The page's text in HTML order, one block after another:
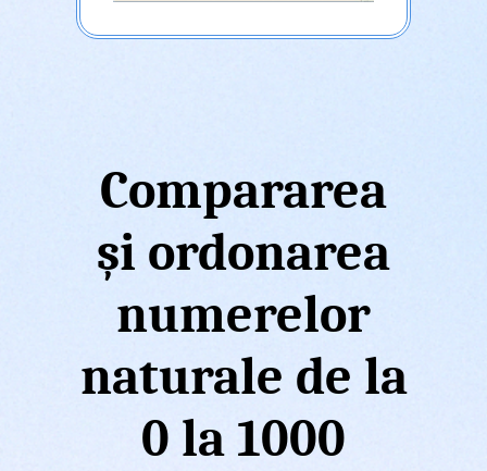
Compararea
și ordonarea
numerelor
naturale de la
0 la 1000